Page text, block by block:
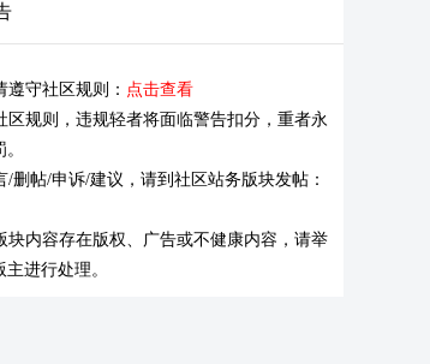
遵守社区规则： 点击查看
区规则，违规轻者将面临警告扣分，重者永
/删帖/申诉/建议，请到社区站务版块发帖：
块内容存在版权、广告或不健康内容，请举
进行处理。